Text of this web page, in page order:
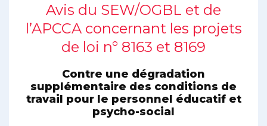
Avis du SEW/OGBL et de
l’APCCA concernant les projets
de loi n° 8163 et 8169
Contre une dégradation
supplémentaire des conditions de
travail pour le personnel éducatif et
psycho-social